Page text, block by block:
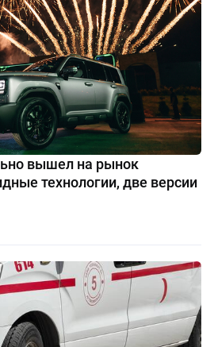
вышел на рынок
технологии, две версии